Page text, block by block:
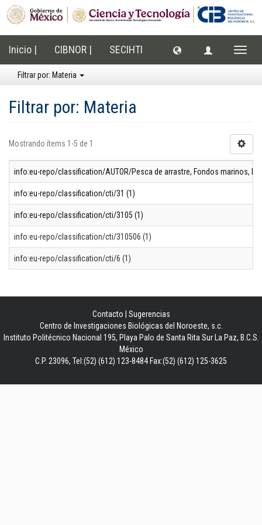
Inicio | CIBNOR | SECIHTI
Filtrar por: Materia
Filtrar por: Materia
Mostrando ítems 1-5 de 1
info:eu-repo/classification/AUTOR/Pesca de arrastre, Fondos marinos,
info:eu-repo/classification/cti/31 (1)
info:eu-repo/classification/cti/3105 (1)
info:eu-repo/classification/cti/310506 (1)
info:eu-repo/classification/cti/6 (1)
Contacto
Sugerencias
Centro de Investigaciones Biológicas del Noroeste, s.c.
Instituto Politécnico Nacional 195, Playa Palo de Santa Rita Sur La Paz, B.C.S.
México
C.P. 23096, Tel:(52) (612) 123-8484 Fax:(52) (612) 125-3625